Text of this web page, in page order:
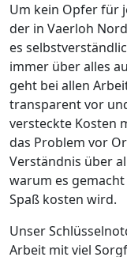
Um kein Opfer für
der in Vaerloh
es
immer über alles
geht bei allen
transparent vor
versteckte Kosten
das Problem vor
Verständnis über
warum es
Spaß kosten wird.
Unser
Arbeit mit viel